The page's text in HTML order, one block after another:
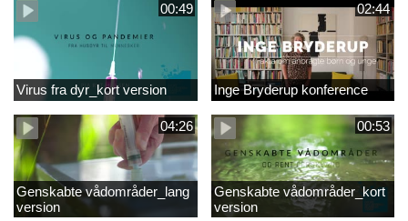
00:49
Virus fra dyr_kort version
02:44
Inge Bryderup konference
04:26
Genskabte vådområder_lang
version
00:53
Genskabte vådområder_kort
version